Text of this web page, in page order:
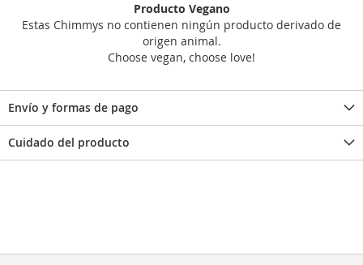
Producto Vegano
Estas Chimmys no contienen ningún producto derivado de
origen animal.
Choose vegan, choose love!
Envío y formas de pago
Cuidado del producto